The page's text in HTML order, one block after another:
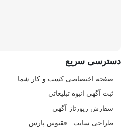
دسترسی سریع
صفحه اختصاصی کسب و کار شما
ثبت آگهی انبوه تبلیغاتی
سفارش رپورتاژ آگهی
طراحی سایت : ققنوس پارس